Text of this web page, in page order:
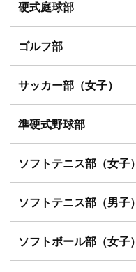
硬式庭球部
ゴルフ部
サッカー部（女子）
準硬式野球部
ソフトテニス部（女子）
ソフトテニス部（男子）
ソフトボール部（女子）